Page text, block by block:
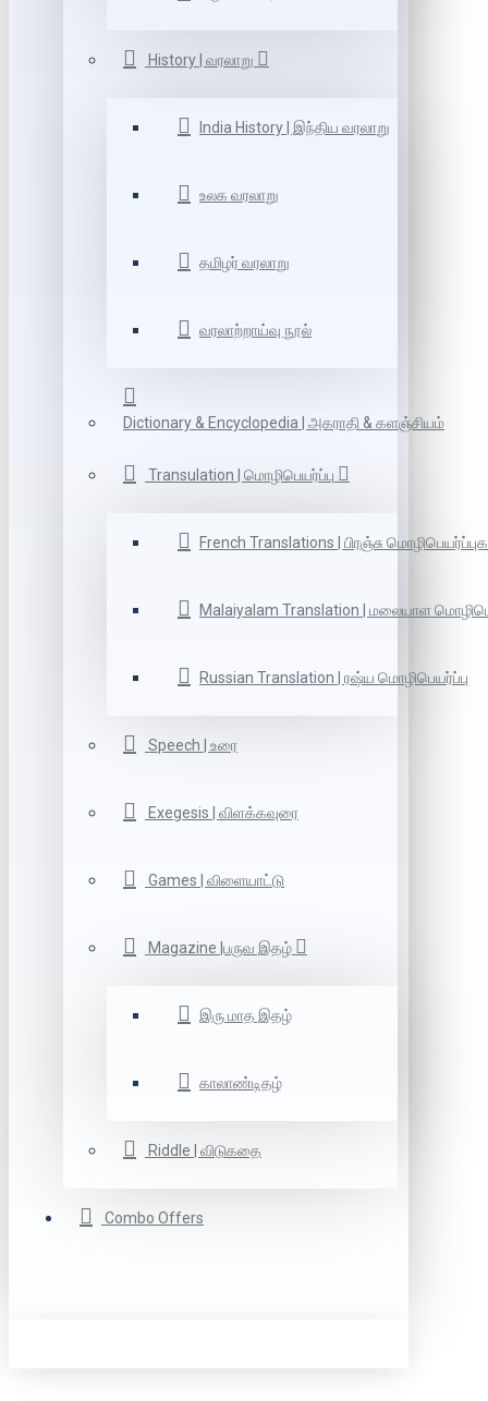
History | வரலாறு
India History | இந்திய வரலாறு
உலக வரலாறு
தமிழர் வரலாறு
வரலாற்றாய்வு நூல்
Dictionary & Encyclopedia | அகராதி & களஞ்சியம்
Transulation | மொழிபெயர்ப்பு
French Translations | பிரஞ்சு
Malaiyalam Translation | மலையாள
Russian Translation | ரஷ்ய மொழிபெயர்ப்பு
Speech | உரை
Exegesis | விளக்கவுரை
Games | விளையாட்டு
Magazine |பருவ இதழ்
இரு மாத இதழ்
காலாண்டிதழ்
Riddle | விடுகதை
Combo Offers